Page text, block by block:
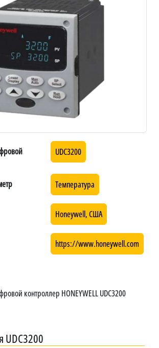
UDC3200
Температура
Honeywell, США
https://www.honeywell.com
контроллер HONEYWELL UDC3200